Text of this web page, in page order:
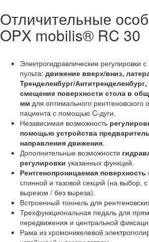
Отличительные
OPX mobilis® RC 30
Электрогидравлические регулировки
пульта: движение вверх/вниз,
Тренделенбург/
смещение поверхности стола в
мм для оптимального рентгеновского
пациента с помощью C-дуги.
Независимая возможность
помощью устройства
направления движения.
Дополнительные возможности
регулировки указанных функций.
Рентгенопроницаемая поверхность
спинной и тазовой секций (на выбор, с
вырезом / без выреза).
Встроенный тоннель для
Трехфункциональная педаль для
передвижения и центральной
Рама из хромоникелевой